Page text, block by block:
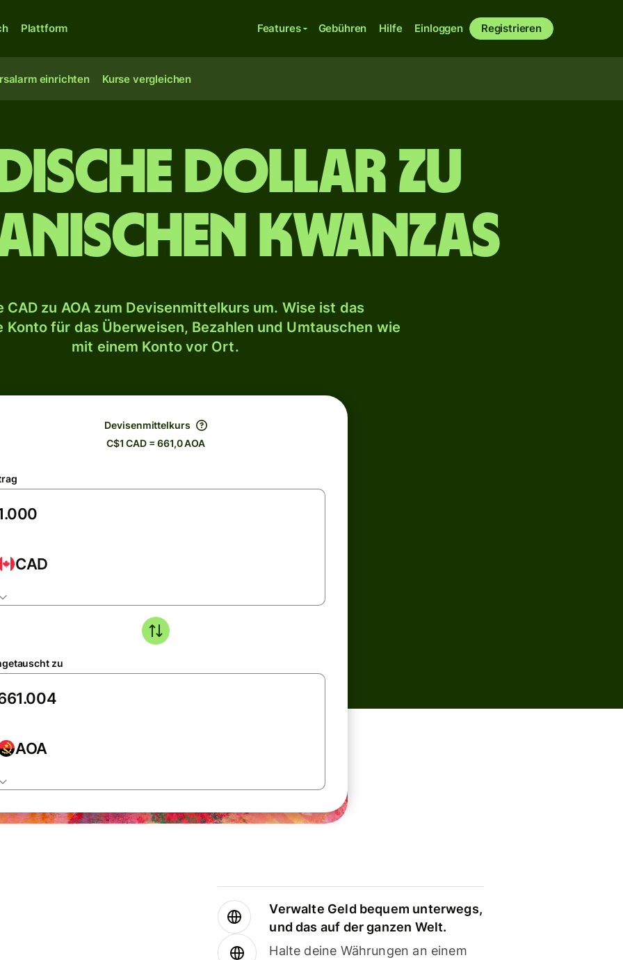
Plattform Features Gebühren Hilfe Einloggen Registrieren
einrichten Kurse vergleichen
Dollar zu
Kwanzas
CAD zu AOA zum Devisenmittelkurs um. Wise ist das
Konto für das Überweisen, Bezahlen und Umtauschen wie
mit einem Konto vor Ort.
Devisenmittelkurs
C$1 CAD = 661,0 AOA
CAD
zu
AOA
Verwalte Geld bequem unterwegs,
und das auf der ganzen Welt.
Halte deine Währungen an einem